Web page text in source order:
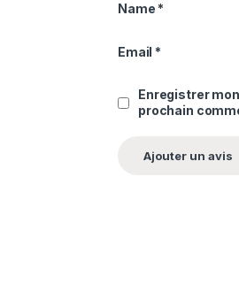
Name *
Email *
Enregistrer
prochain